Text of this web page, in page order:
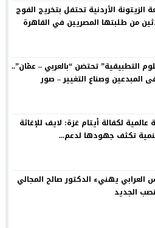
يوقع اتفاقية تعاون مع الشركة الأردنية
مسؤولية مشتركة
شراكته مع تكية أم علي ويواصل دعمه
الزيتونة الأردنية تحتفل بتخريج الفوج
من طلبتها المصريين في القاهرة
التطبيقية” تحتضن “بالعربي – عمّان”..
المبدعين وصناع التغيير – صور
عالمية لكفالة أيتام غزة: لايف للإغاثة
تكثف جهودها لدعم...
العرابي يهنيء الدكتور صالح المجالي
الجديد